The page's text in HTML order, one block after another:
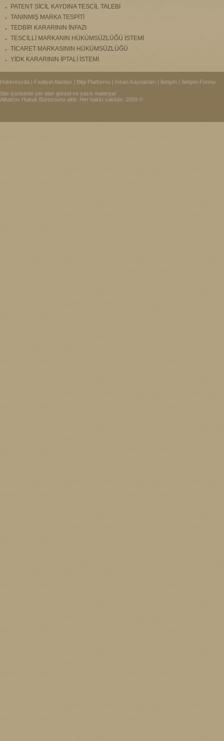
PATENT SİCİL KAYDINA TESCİL TALEBİ
TANINMIŞ MARKA TESPİTİ
TEDBİR KARARININ İNFAZI
TESCİLLİ MARKANIN HÜKÜMSÜZLÜĞÜ İSTEMİ
TİCARET MARKASININ HÜKÜMSÜZLÜĞÜ
YİDK KARARININ İPTALİ İSTEMİ
Hakkımızda | Faaliyet Alanları | Bilgi Platformu | İnsan Kaynakları | İletişim | İletişim Formu
Site içerisinde yer alan görsel ve yazılı materyal
Albatros Hukuk Büresouna aittir. Her hakkı saklıdır. 2009 ©